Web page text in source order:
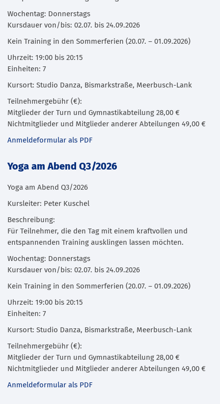
Wochentag: Donnerstags
Kursdauer von/bis: 02.07. bis 24.09.2026
Kein Training in den Sommerferien (20.07. – 01.09.2026)
Uhrzeit: 19:00 bis 20:15
Einheiten: 7
Kursort: Studio Danza, Bismarkstraße, Meerbusch-Lank
Teilnehmergebühr (€):
Mitglieder der Turn und Gymnastikabteilung 28,00 €
Nichtmitglieder und Mitglieder anderer Abteilungen 49,00 €
Anmeldeformular als PDF
Yoga am Abend Q3/2026
Yoga am Abend Q3/2026
Kursleiter: Peter Kuschel
Beschreibung:
Für Teilnehmer, die den Tag mit einem kraftvollen und
entspannenden Training ausklingen lassen möchten.
Wochentag: Donnerstags
Kursdauer von/bis: 02.07. bis 24.09.2026
Kein Training in den Sommerferien (20.07. – 01.09.2026)
Uhrzeit: 19:00 bis 20:15
Einheiten: 7
Kursort: Studio Danza, Bismarkstraße, Meerbusch-Lank
Teilnehmergebühr (€):
Mitglieder der Turn und Gymnastikabteilung 28,00 €
Nichtmitglieder und Mitglieder anderer Abteilungen 49,00 €
Anmeldeformular als PDF